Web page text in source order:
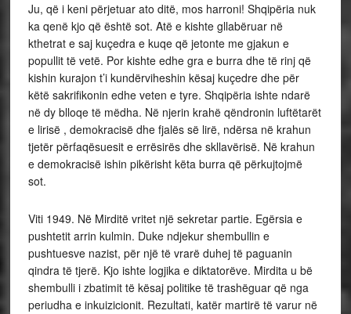
Ju, që i keni përjetuar ato ditë, mos harroni! Shqipëria nuk
ka qenë kjo që është sot. Atë e kishte gllabëruar në
kthetrat e saj kuçedra e kuqe që jetonte me gjakun e
popullit të vetë. Por kishte edhe gra e burra dhe të rinj që
kishin kurajon t’i kundërviheshin kësaj kuçedre dhe për
këtë sakrifikonin edhe veten e tyre. Shqipëria ishte ndarë
në dy blloqe të mëdha. Në njerin krahë qëndronin luftëtarët
e lirisë , demokracisë dhe fjalës së lirë, ndërsa në krahun
tjetër përfaqësuesit e errësirës dhe skllavërisë. Në krahun
e demokracisë ishin pikërisht këta burra që përkujtojmë
sot.
Viti 1949. Në Mirditë vritet një sekretar partie. Egërsia e
pushtetit arrin kulmin. Duke ndjekur shembullin e
pushtuesve nazist, për një të vrarë duhej të paguanin
qindra të tjerë. Kjo ishte logjika e diktatorëve. Mirdita u bë
shembulli i zbatimit të kësaj politike të trashëguar që nga
periudha e inkuizicionit. Rezultati, katër martirë të varur në